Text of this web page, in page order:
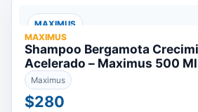
MAXIMUS
MAXIMUS
Shampoo Bergamota
Acelerado – Maximus 500
Maximus
$280